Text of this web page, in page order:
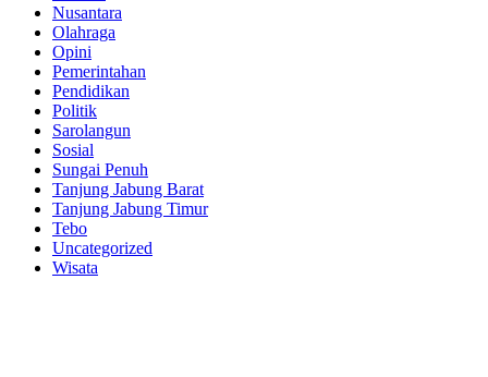
Nusantara
Olahraga
Opini
Pemerintahan
Pendidikan
Politik
Sarolangun
Sosial
Sungai Penuh
Tanjung Jabung Barat
Tanjung Jabung Timur
Tebo
Uncategorized
Wisata